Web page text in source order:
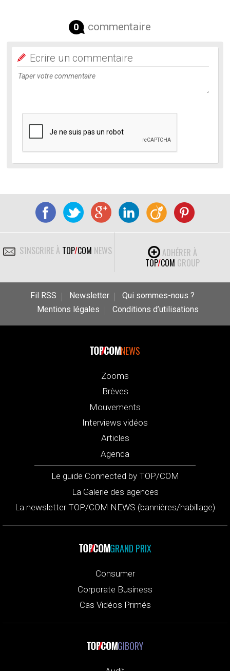
0 commentaire
Ecrire un commentaire
S'INSCRIRE À TOP/COM NEWS
ADHÉRER À
TOP/COM GROUP
Fil RSS Newsletter
Qui sommes-nous ?
Mentions légales
Conditions d’utilisations
NEWS
Zooms
Brèves
Mouvements
Interviews vidéos
Articles
Agenda
Le guide Connected by TOP/COM
La Galerie des agences
La newsletter TOP/COM NEWS (bannières/habillage)
GRAND PRIX
Consumer
Corporate Business
Cas Vidéos Primés
GIBORY